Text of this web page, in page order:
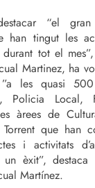
“el
han tingut les
durant tot el
Martinez, ha
”a les quasi
Policia Local,
àrees de
Torrent que han
i activitats
un èxit”,
Martínez.